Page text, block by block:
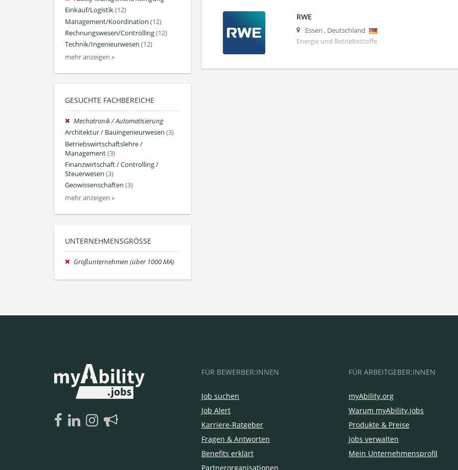
Einkauf/Logistik(12)
Management/Koordination (12)
Rechnungswesen/Controlling(12)
Technik/Ingenieurwesen (12)
mehr anzeigen »
GESUCHTE FACHBEREICHE
Mechatronik / Automatisierung
Architektur / Bauingenieurwesen (3)
Betriebswirtschaftslehre /
Management(3)
Finanzwirtschaft / Controlling /
Steuerwesen (3)
Geowissenschaften (3)
mehr anzeigen »
UNTERNEHMENSGRÖSSE
Großunternehmen (über 1000 MA)
RWE
Essen , Deutschland
Energie und Betriebsstoffe
FÜR BEWERBER:INNEN
Job suchen
Job Alert
Karriere-Ratgeber
Fragen & Antworten
Benefits erklärt
Partnerorganisationen
FÜR ARBEITGEBER:INNEN
myAbility.org
Warum myAbility.jobs
Produkte & Preise
Jobs verwalten
Mein Unternehmensprofil